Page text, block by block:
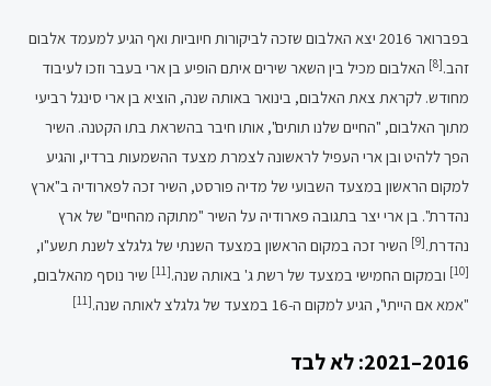
בפברואר 2016 יצא האלבום שזכה לביקורות חיוביות ואף הגיע למעמד אלבום
זהב.[8]
האלבום מכיל בין השאר שירים איתם הופיע בן ארי בעבר וזכו לעיבוד
מחודש. לקראת צאת האלבום, בינואר באותה שנה, הוציא בן ארי סינגל רביעי
מתוך האלבום, "החיים שלנו תותים", אותו חיבר בהשראת בתו הקטנה. השיר
הפך ללהיט ובן ארי העפיל לראשונה לצמרת מצעד ההשמעות ברדיו, והגיע
למקום הראשון במצעד השבועי של מדיה פורסט, השיר זכה לפארודיה ב"ארץ
נהדרת". בן ארי יצר בתגובה פארודיה על השיר "מתוקה מהחיים" של ארץ
נהדרת.[9] השיר זכה במקום הראשון במצעד השנתי של גלגלצ לשנת תשע"ו,
[10] ובמקום החמישי במצעד של רשת ג' באותה שנה.[11]
שיר נוסף מהאלבום,
"אמא אם הייתי", הגיע למקום ה-16 במצעד של גלגלצ לאותה שנה.
[11]
2016–2021: לא לבד